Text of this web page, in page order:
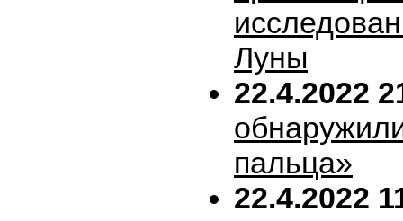
Луны
22.4.2022
пальца»
22.4.2022